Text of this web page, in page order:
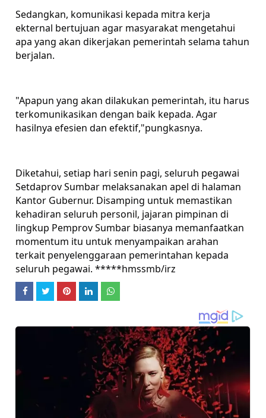
Sedangkan, komunikasi kepada mitra kerja
ekternal bertujuan agar masyarakat mengetahui
apa yang akan dikerjakan pemerintah selama tahun
berjalan.
"Apapun yang akan dilakukan pemerintah, itu harus
terkomunikasikan dengan baik kepada. Agar
hasilnya efesien dan efektif,"pungkasnya.
Diketahui, setiap hari senin pagi, seluruh pegawai
Setdaprov Sumbar melaksanakan apel di halaman
Kantor Gubernur. Disamping untuk memastikan
kehadiran seluruh personil, jajaran pimpinan di
lingkup Pemprov Sumbar biasanya memanfaatkan
momentum itu untuk menyampaikan arahan
terkait penyelenggaraan pemerintahan kepada
seluruh pegawai. *****hmssmb/irz